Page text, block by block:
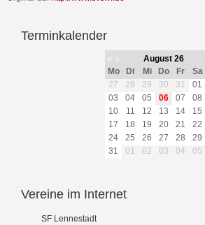
Terminkalender
« ‹ August 26
Mo
Di Mi Do Fr Sa
27
28 29 30 31 01
03
04 05 06 07 08
10
11 12 13 14 15
17
18 19 20 21 22
24
25 26 27 28 29
31
01 02 03 04 05
Vereine im Internet
SF Lennestadt